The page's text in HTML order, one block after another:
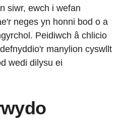
siwr, ewch i wefan
neges yn honni bod o a
Peidiwch â chlicio
manylion cyswllt
wedi dilysu ei